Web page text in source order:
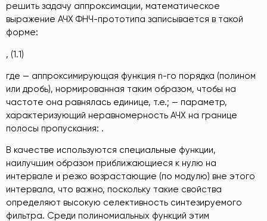
решить задачу аппроксимации, математическое
выражение АЧХ ФНЧ-прототипа записывается в такой
форме:
, (1.1)
где — аппроксимирующая функция n-го порядка (полином
или дробь), нормированная таким образом, чтобы на
частоте она равнялась единице, т.е.; — параметр,
характеризующий неравномерность АЧХ на границе
полосы пропускания: .
В качестве используются специальные функции,
наилучшим образом приближающиеся к нулю на
интервале и резко возрастающие (по модулю) вне этого
интервала, что важно, поскольку такие свойства
определяют высокую селективность синтезируемого
фильтра. Среди полиномиальных функций этим